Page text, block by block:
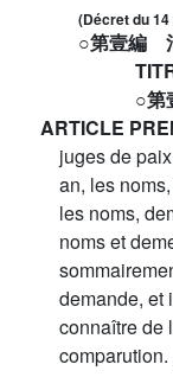
(Décret du
○第壹編
○
ARTICLE
juges de
an, les
les noms,
noms et
demande, et
connaître de
comparution.